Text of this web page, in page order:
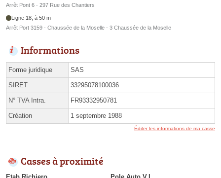
Arrêt Pont 6 - 297 Rue des Chantiers
Ligne 18, à 50 m
Arrêt Port 3159 - Chaussée de la Moselle - 3 Chaussée de la Moselle
Informations
Forme juridique SAS
SIRET 33295078100036
N° TVA Intra. FR93332950781
Création 1 septembre 1988
Éditer les informations de ma casse
Casses à proximité